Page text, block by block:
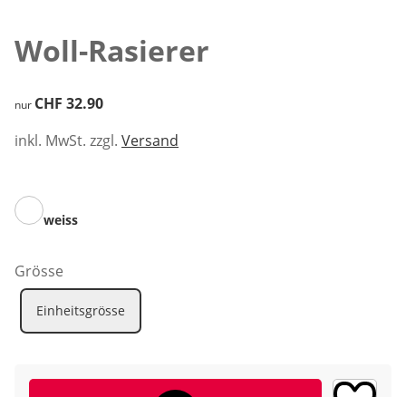
Woll-Rasierer
CHF 32.90
nur CHF 32.90
inkl. MwSt. zzgl. Versand
weiss
Grösse
Einheitsgrösse